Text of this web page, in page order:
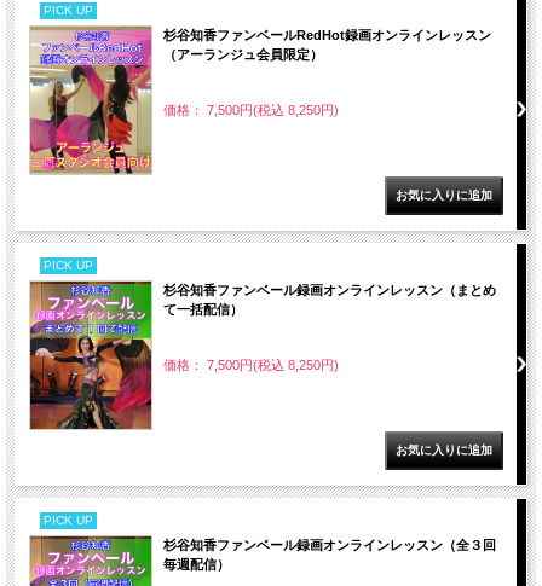
PICK UP
杉谷知香ファンベールRedHot録画オンラインレッスン
（アーランジュ会員限定）
価格： 7,500円(税込 8,250円)
PICK UP
杉谷知香ファンベール録画オンラインレッスン（まとめ
て一括配信）
価格： 7,500円(税込 8,250円)
PICK UP
杉谷知香ファンベール録画オンラインレッスン（全３回
毎週配信）